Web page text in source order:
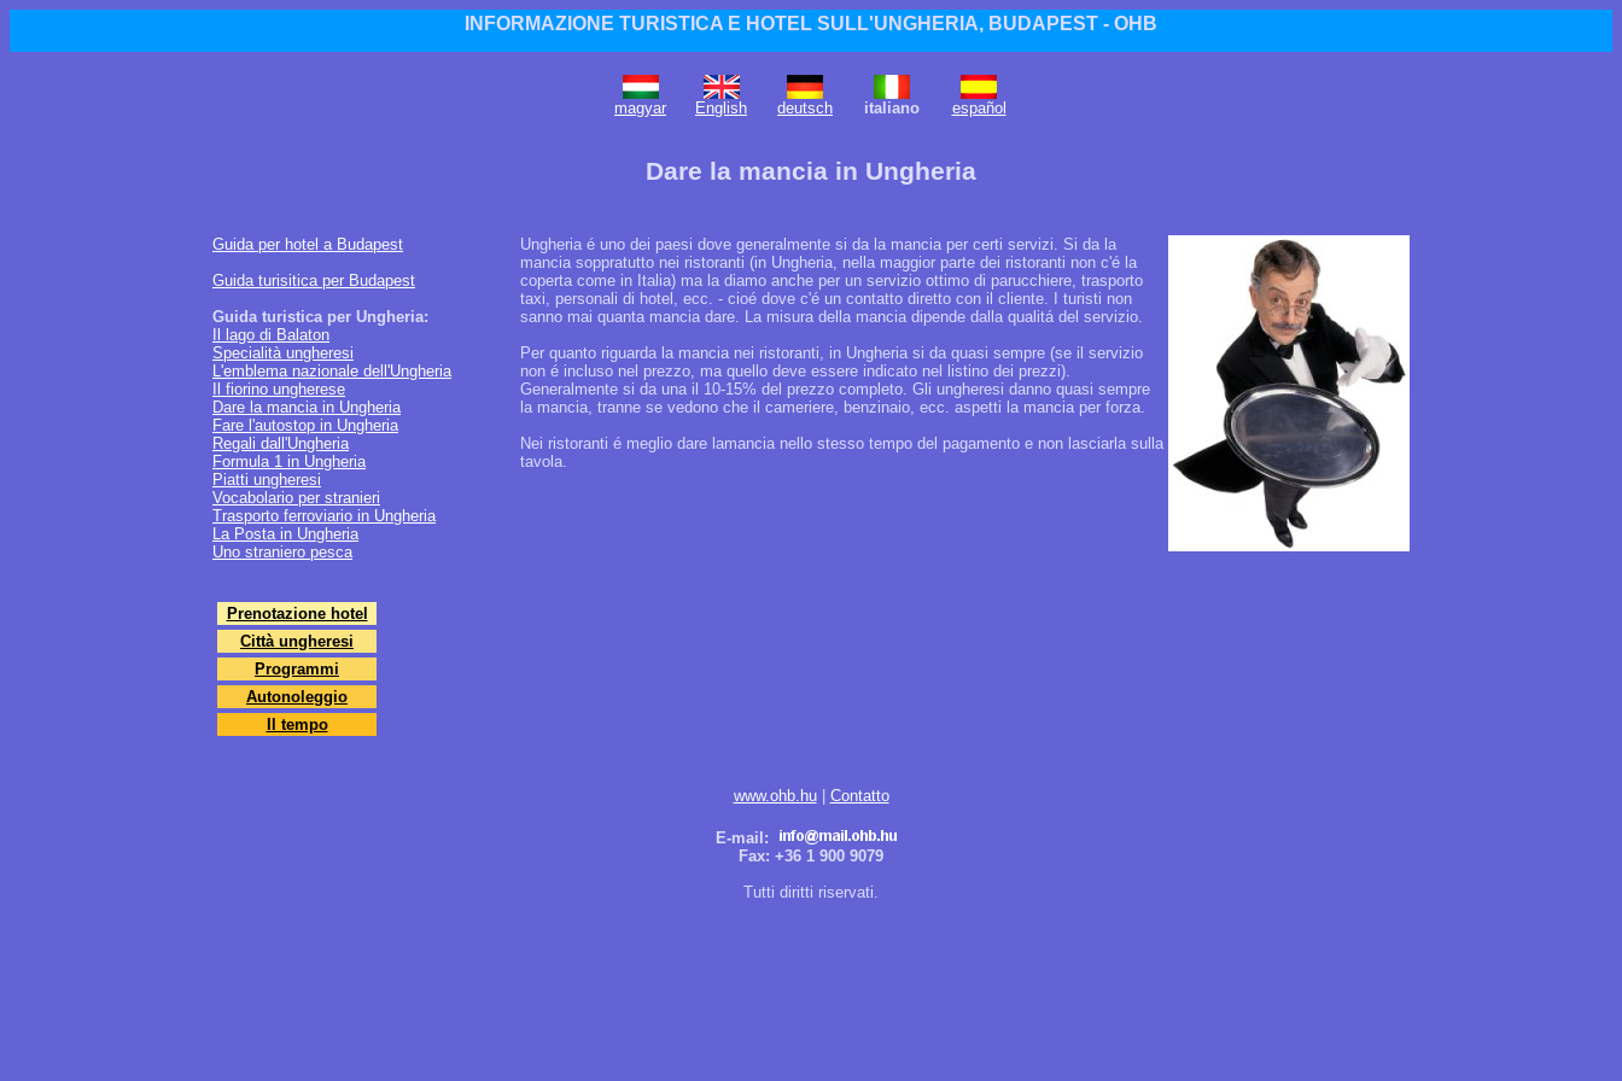
INFORMAZIONE TURISTICA E HOTEL SULL'UNGHERIA, BUDAPEST - OHB
magyar English deutsch italiano español
Dare la mancia in Ungheria
Guida per hotel a Budapest
Guida turisitica per Budapest
Guida turistica per Ungheria:
Il lago di Balaton
Specialità ungheresi
L'emblema nazionale dell'Ungheria
Il fiorino ungherese
Dare la mancia in Ungheria
Fare l'autostop in Ungheria
Regali dall'Ungheria
Formula 1 in Ungheria
Piatti ungheresi
Vocabolario per stranieri
Trasporto ferroviario in Ungheria
La Posta in Ungheria
Uno straniero pesca
Prenotazione hotel
Città ungheresi
Programmi
Autonoleggio
Il tempo
Ungheria é uno dei paesi dove generalmente si da la mancia per certi servizi. Si da la
mancia soppratutto nei ristoranti (in Ungheria, nella maggior parte dei ristoranti non c'é la
coperta come in Italia) ma la diamo anche per un servizio ottimo di parucchiere, trasporto
taxi, personali di hotel, ecc. - cioé dove c'é un contatto diretto con il cliente. I turisti non
sanno mai quanta mancia dare. La misura della mancia dipende dalla qualitá del servizio.
Per quanto riguarda la mancia nei ristoranti, in Ungheria si da quasi sempre (se il servizio
non é incluso nel prezzo, ma quello deve essere indicato nel listino dei prezzi).
Generalmente si da una il 10-15% del prezzo completo. Gli ungheresi danno quasi sempre
la mancia, tranne se vedono che il cameriere, benzinaio, ecc. aspetti la mancia per forza.
Nei ristoranti é meglio dare lamancia nello stesso tempo del pagamento e non lasciarla sulla
tavola.
www.ohb.hu| Contatto
E-mail:
Fax: +36 1 900 9079
Tutti diritti riservati.